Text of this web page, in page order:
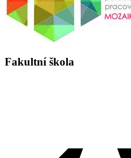
Fakultní škola